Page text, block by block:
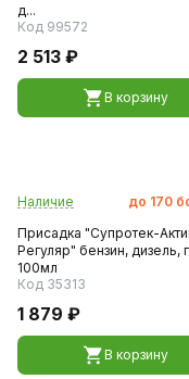
д...
Код 99572
2 513 ₽
В корзину
Наличие до 170
Присадка "Супротек-
Регуляр" бензин, дизель,
100мл
Код 35313
1 879 ₽
В корзину